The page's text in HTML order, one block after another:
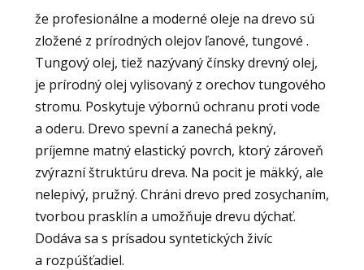
že profesionálne a moderné oleje na drevo sú
zložené z prírodných olejov ľanové, tungové .
Tungový olej, tiež nazývaný čínsky drevný olej,
je prírodný olej vylisovaný z orechov tungového
stromu. Poskytuje výbornú ochranu proti vode
a oderu. Drevo spevní a zanechá pekný,
príjemne matný elastický povrch, ktorý zároveň
zvýrazní štruktúru dreva. Na pocit je mäkký, ale
nelepivý, pružný. Chráni drevo pred zosychaním,
tvorbou prasklín a umožňuje drevu dýchať.
Dodáva sa s prísadou syntetických živíc
a rozpúšťadiel.